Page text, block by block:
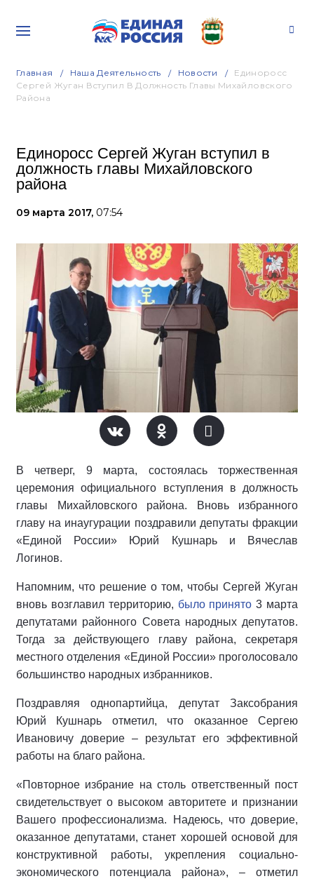
Главная Наша Деятельность Новости
Единоросс
Сергей Жуган Вступил В Должность Главы Михайловского
Района
Единоросс Сергей Жуган вступил в
должность главы Михайловского
района
09 марта 2017, 07:54
В четверг, 9 марта, состоялась торжественная
церемония официального вступления в должность
главы Михайловского района. Вновь избранного
главу на инаугурации поздравили депутаты фракции
«Единой России» Юрий Кушнарь и Вячеслав
Логинов.
Напомним, что решение о том, чтобы Сергей Жуган
вновь возглавил территорию, было принято 3 марта
депутатами районного Совета народных депутатов.
Тогда за действующего главу района, секретаря
местного отделения «Единой России» проголосовало
большинство народных избранников.
Поздравляя однопартийца, депутат Заксобрания
Юрий Кушнарь отметил, что оказанное Сергею
Ивановичу доверие – результат его эффективной
работы на благо района.
«Повторное избрание на столь ответственный пост
свидетельствует о высоком авторитете и признании
Вашего профессионализма. Надеюсь, что доверие,
оказанное депутатами, станет хорошей основой для
конструктивной работы, укрепления социально-
экономического потенциала района», – отметил